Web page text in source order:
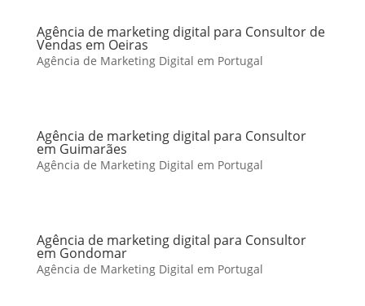
Agência de marketing digital para Consultor de
Vendas em Oeiras
Agência de Marketing Digital em Portugal
Agência de marketing digital para Consultor
em Guimarães
Agência de Marketing Digital em Portugal
Agência de marketing digital para Consultor
em Gondomar
Agência de Marketing Digital em Portugal